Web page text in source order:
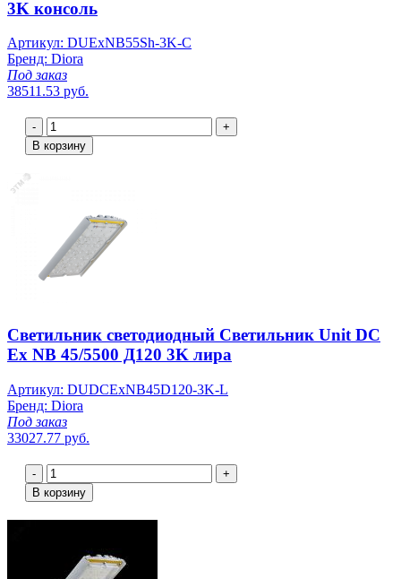
3K консоль
Артикул: DUExNB55Sh-3K-C
Бренд: Diora
Под заказ
38511.53 руб.
-
+
В корзину
Светильник светодиодный Светильник Unit DC
Ex NB 45/5500 Д120 3K лира
Артикул: DUDCExNB45D120-3K-L
Бренд: Diora
Под заказ
33027.77 руб.
-
+
В корзину